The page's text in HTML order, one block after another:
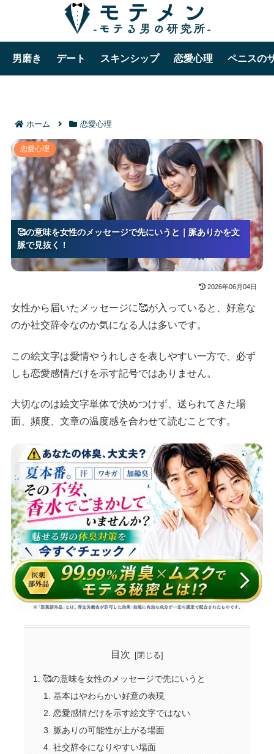
男磨き デート スキンシップ 恋愛心理 ペニスの
ホーム 恋愛心理
🥰の意味を女性のメッセージで先にいうと｜脈ありか
を文脈で見抜く！
&#x1f970;の意味を女性のメッセージで先にいうと｜脈あ
りかを文脈で見抜く！
🥰の意味を女性のメッセージで先にいうと｜脈ありかを文
脈で見抜く！
🥰の意味を女性のメッセージで先にいうと｜脈ありかを文
脈で見抜く！
恋愛心理
2026年06月04日
女性から届いたメッセージに🥰が入っていると、好意な
のか社交辞令なのか気になる人は多いです。
この絵文字は愛情やうれしさを表しやすい一方で、必ず
しも恋愛感情だけを示す記号ではありません。
大切なのは絵文字単体で決めつけず、送られてきた場
面、頻度、文章の温度感を合わせて読むことです。
目次
🥰の意味を女性のメッセージで先にいうと
基本はやわらかい好意の表現
恋愛感情だけを示す絵文字ではない
脈ありの可能性が上がる場面
社交辞令になりやすい場面